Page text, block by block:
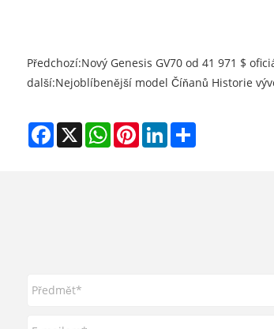
Předchozí:Nový Genesis GV70 od 41 971 $
další:Nejoblíbenější model Číňanů Historie
Facebook
X WhatsAppPinterestLinkedInShare